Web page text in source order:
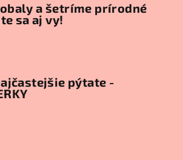
a šetríme prírodné
sa aj vy!
pýtate -